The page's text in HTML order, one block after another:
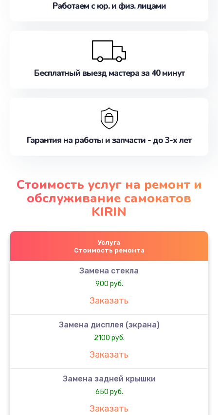
Работаем с юр. и физ. лицами
Бесплатный выезд мастера за 40 минут
Гарантия на работы и запчасти - до 3-х лет
Стоимость услуг на ремонт и
обслуживание самокатов
KIRIN
Услуга
Стоимость ремонта
Замена стекла
900 руб.
Заказать
Замена дисплея (экрана)
2100 руб.
Заказать
Замена задней крышки
650 руб.
Заказать